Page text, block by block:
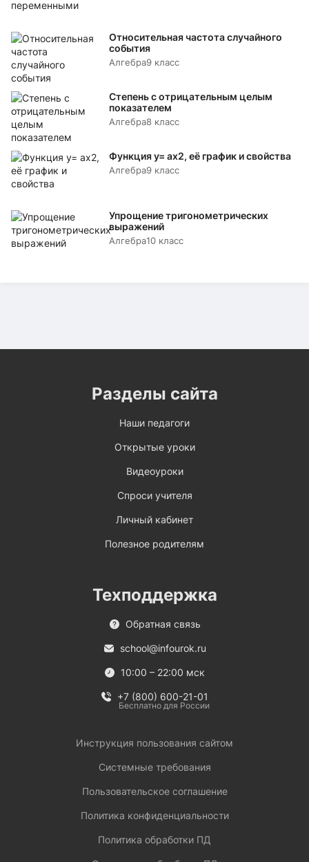
Относительная частота случайного
события
Алгебра9 класс
Степень с отрицательным целым
показателем
Алгебра8 класс
Функция y= аx2, её график и свойства
Алгебра9 класс
Упрощение тригонометрических
выражений
Алгебра10 класс
Разделы сайта
Наши педагоги
Открытые уроки
Видеоуроки
Спроси учителя
Личный кабинет
Полезное родителям
Техподдержка
Обратная связь
school@infourok.ru
10:00 – 22:00 мск
+7 (800) 600-21-01
Бесплатно для России
Инструкция пользования сайтом
Системные требования
Пользовательское соглашение
Политика конфиденциальности
Политика обработки ПД